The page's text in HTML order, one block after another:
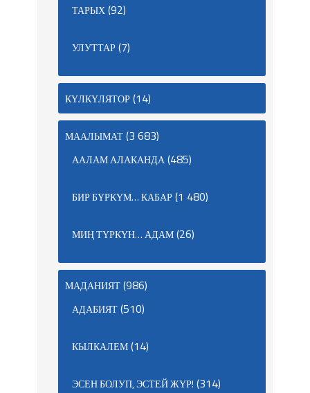
ТАРЫХ(92)
УЛУТТАР(7)
КҮЛКҮЛЯТОР(14)
МААЛЫМАТ(3 683)
ААЛАМ АЛАКАНДА(485)
БИР БҮРКҮМ… КАБАР(1 480)
МИҢ ТҮРКҮН… АДАМ(26)
МАДАНИЯТ(986)
АДАБИЯТ(510)
КЫЛКАЛЕМ(14)
ЭСЕН БОЛУП, ЭСТЕЙ ЖҮР! (314)